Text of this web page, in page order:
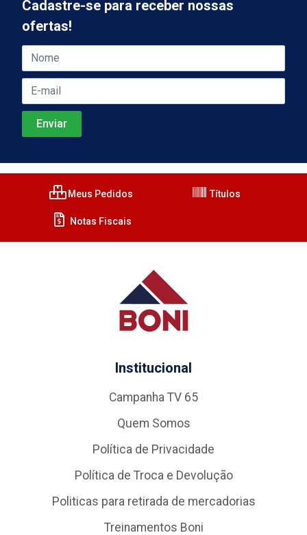
Cadastre-se para receber nossas
ofertas!
Meus Pedidos Títulos
Notas Fiscais
Institucional
Campanha TV 65
Quem Somos
Política de Privacidade
Política de Troca e Devolução
Politicas para retirada de mercadorias
Treinamentos Boni